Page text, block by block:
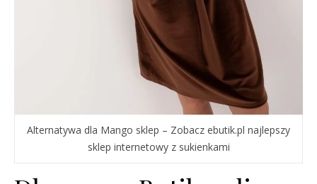
Alternatywa dla Mango sklep – Zobacz ebutik.pl najlepszy
sklep internetowy z sukienkami